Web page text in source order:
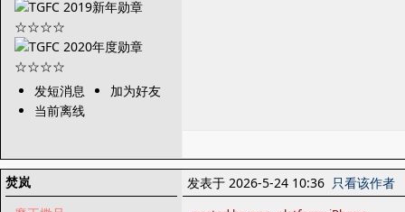
发短消息
加为好友
当前离线
焚岚
发表于 2026-5-24 10:36 只看该作者